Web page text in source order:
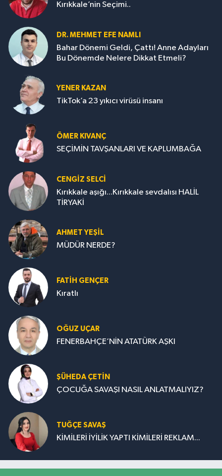
Kırıkkale’nin Seçimi..
DR. MEHMET EFE NAMLI
Bahar Dönemi Geldi, Çattı! Anne Adayları
Bu Dönemde Nelere Dikkat Etmeli?
YENER KAZAN
TikTok’a 23 yıkıcı virüsü insanı
ÖMER KIVANÇ
SEÇİMİN TAVŞANLARI VE KAPLUMBAĞA
CENGİZ SELCİ
Kırıkkale aşığı...Kırıkkale sevdalısı HALİL
TİRYAKİ
AHMET YEŞİL
MÜDÜR NERDE?
FATIH GENÇER
Kıratlı
OĞUZ UÇAR
FENERBAHÇE’NİN ATATÜRK AŞKI
ŞÜHEDA ÇETİN
ÇOCUĞA SAVAŞI NASIL ANLATMALIYIZ?
TUĞÇE SAVAŞ
KİMİLERİ İYİLİK YAPTI KİMİLERİ REKLAM...